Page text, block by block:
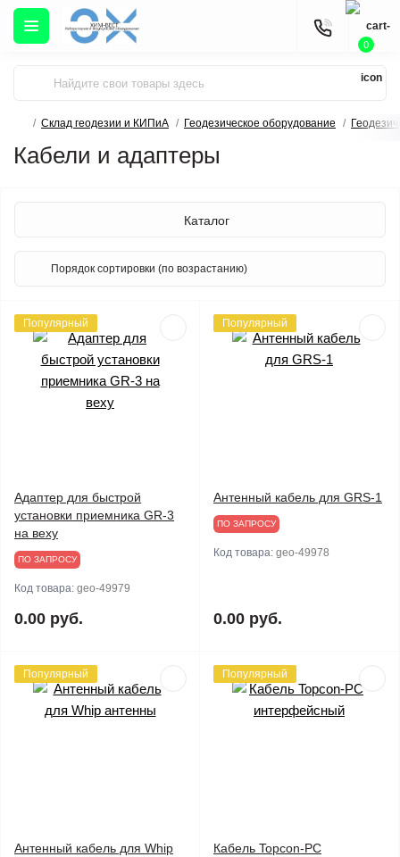
0
Склад геодезии и КИПиА Геодезическое оборудование
Кабели и адаптеры
Каталог
Популярный
Адаптер для быстрой
установки приемника GR-3
на веху
ПО ЗАПРОСУ
Код товара: geo-49979
0.00 руб.
Популярный
Антенный кабель для GRS-1
ПО ЗАПРОСУ
Код товара: geo-49978
0.00 руб.
Популярный
Антенный кабель для Whip
Популярный
Кабель Topcon-PC